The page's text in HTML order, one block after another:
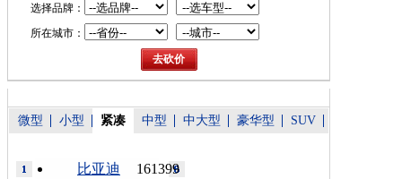
选择品牌：
所在城市：
微型 小型 紧凑 中型 中大型 豪华型 SUV
161399
比亚迪